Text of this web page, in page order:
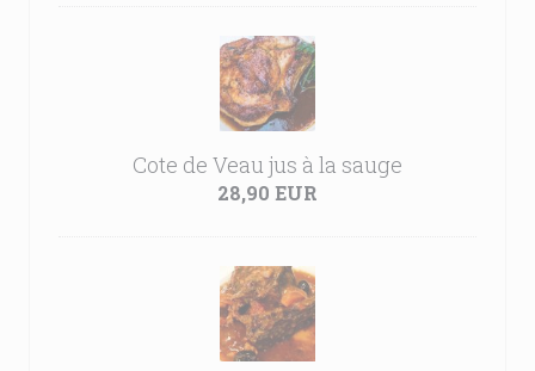
Cote de Veau jus à la sauge
28,90 EUR